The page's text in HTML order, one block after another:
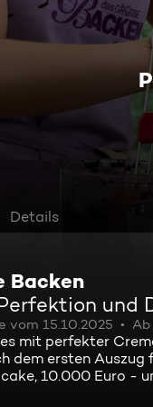
Details
Backen
und
vom 15.10.2025 Ab
mit perfekter
dem ersten
10.000 Euro -